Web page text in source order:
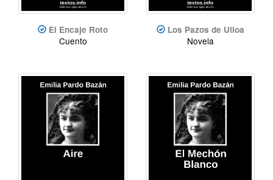
El Encaje Roto
Cuento
Los Pazos de Ulloa
Novela